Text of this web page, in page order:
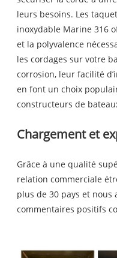
leurs besoins. Les
inoxydable Marine 316
et la polyvalence
les cordages sur votre
corrosion, leur facilité
en font un choix
constructeurs de
Chargement et
Grâce à une qualité
relation commerciale
plus de 30 pays et nous
commentaires positifs